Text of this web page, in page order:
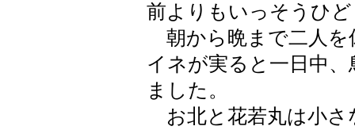
前よりもいっそうひ
朝から晩まで二人を
イネが実ると一日中
ました。
お北と花若丸は小さ